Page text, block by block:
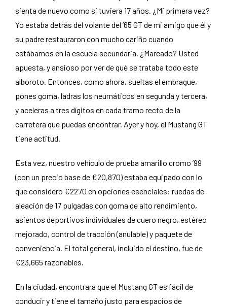
sienta de nuevo como si tuviera 17 años. ¿Mi primera vez?
Yo estaba detrás del volante del ’65 GT de mi amigo que él y
su padre restauraron con mucho cariño cuando
estábamos en la escuela secundaria. ¿Mareado? Usted
apuesta, y ansioso por ver de qué se trataba todo este
alboroto. Entonces, como ahora, sueltas el embrague,
pones goma, ladras los neumáticos en segunda y tercera,
y aceleras a tres dígitos en cada tramo recto de la
carretera que puedas encontrar. Ayer y hoy, el Mustang GT
tiene actitud.
Esta vez, nuestro vehículo de prueba amarillo cromo ’99
(con un precio base de €20,870) estaba equipado con lo
que considero €2270 en opciones esenciales: ruedas de
aleación de 17 pulgadas con goma de alto rendimiento,
asientos deportivos individuales de cuero negro, estéreo
mejorado, control de tracción (anulable) y paquete de
conveniencia. El total general, incluido el destino, fue de
€23,665 razonables.
En la ciudad, encontrará que el Mustang GT es fácil de
conducir y tiene el tamaño justo para espacios de